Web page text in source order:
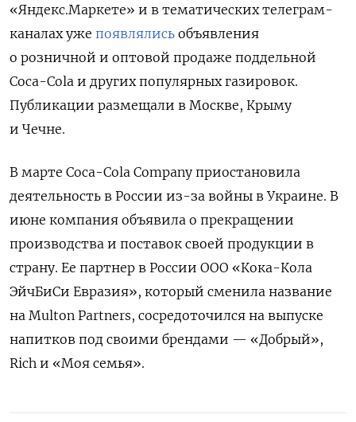
«Яндекс.Маркете» и в тематических телеграм-
каналах уже появлялись объявления
о розничной и оптовой продаже поддельной
Coca-Cola и других популярных газировок.
Публикации размещали в Москве, Крыму
и Чечне.
В марте Coca-Cola Company приостановила
деятельность в России из-за войны в Украине. В
июне компания объявила о прекращении
производства и поставок своей продукции в
страну. Ее партнер в России ООО «Кока-Кола
ЭйчБиСи Евразия», который сменила название
на Multon Partners, сосредоточился на выпуске
напитков под своими брендами — «Добрый»,
Rich и «Моя семья».